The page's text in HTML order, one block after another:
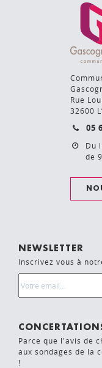
Rue
32600
05
Du
de
NEWSLETTER
Inscrivez vous à
Parce que l'avis de
aux sondages de la
!